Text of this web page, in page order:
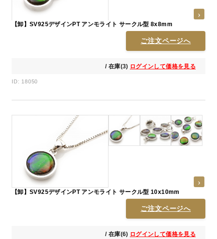
【卸】SV925デザインPT アンモライト サークル型 8x8mm
ご注文ページへ
/ 在庫(3) ログインして価格を見る
ID: 18050
【卸】SV925デザインPT アンモライト サークル型 10x10mm
ご注文ページへ
/ 在庫(6) ログインして価格を見る